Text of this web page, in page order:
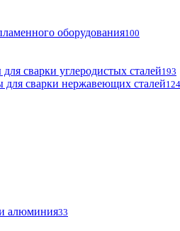
оборудования100
сварки углеродистых сталей193
для сварки нержавеющих сталей124
алюминия33